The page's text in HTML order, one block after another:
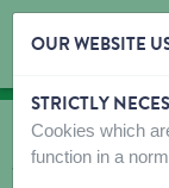
Skip content
Skip language choice
OÙ
Trouvez
OUR WEBSITE
STRICTLY
Cookies which
function in a